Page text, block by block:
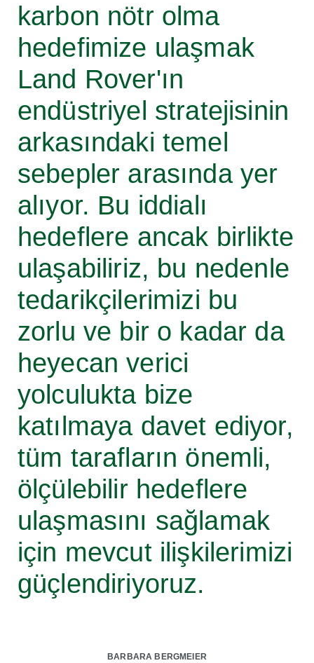
karbon nötr olma
hedefimize ulaşmak
Land Rover'ın
endüstriyel stratejisinin
arkasındaki temel
sebepler arasında yer
alıyor. Bu iddialı
hedeflere ancak birlikte
ulaşabiliriz, bu nedenle
tedarikçilerimizi bu
zorlu ve bir o kadar da
heyecan verici
yolculukta bize
katılmaya davet ediyor,
tüm tarafların önemli,
ölçülebilir hedeflere
ulaşmasını sağlamak
için mevcut ilişkilerimizi
güçlendiriyoruz.
BARBARA BERGMEIER